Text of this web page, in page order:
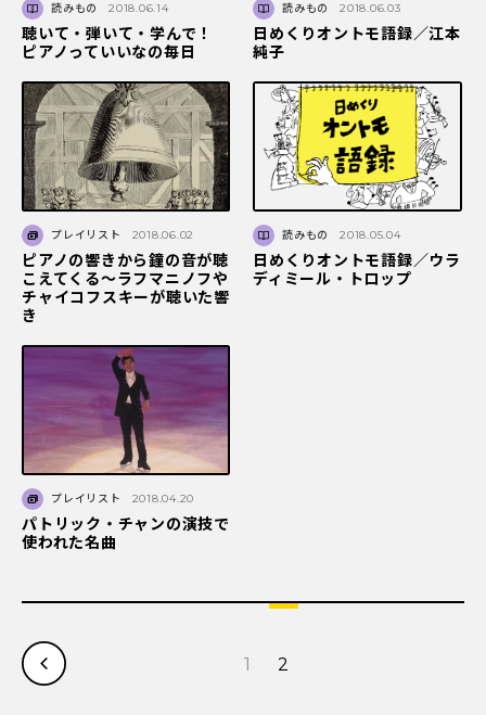
読みもの 2018.06.14
聴いて・弾いて・学んで！
ピアノっていいなの毎日
読みもの 2018.06.03
日めくりオントモ語録／江本
純子
プレイリスト 2018.06.02
ピアノの響きから鐘の音が聴
こえてくる～ラフマニノフや
チャイコフスキーが聴いた響
き
読みもの 2018.05.04
日めくりオントモ語録／ウラ
ディミール・トロップ
プレイリスト 2018.04.20
パトリック・チャンの演技で
使われた名曲
1 2